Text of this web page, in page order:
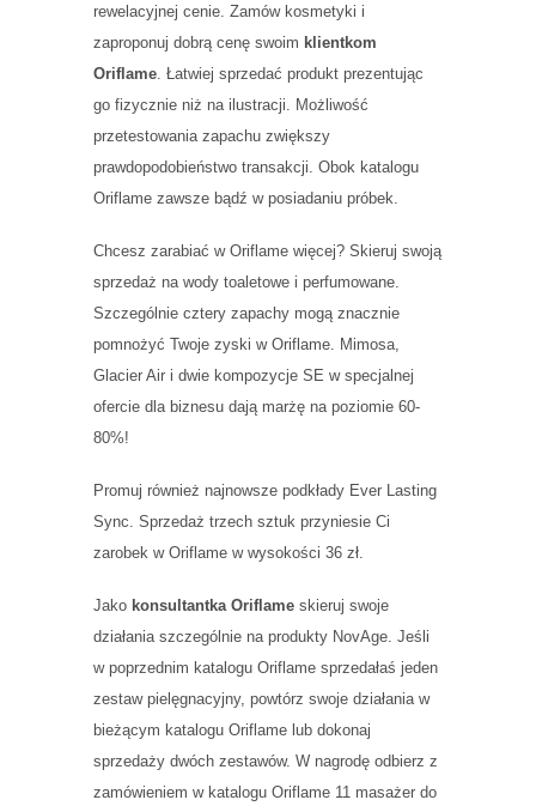
rewelacyjnej cenie. Zamów kosmetyki i
zaproponuj dobrą cenę swoim klientkom
Oriflame . Łatwiej sprzedać produkt prezentując
go fizycznie niż na ilustracji. Możliwość
przetestowania zapachu zwiększy
prawdopodobieństwo transakcji. Obok katalogu
Oriflame zawsze bądź w posiadaniu próbek.
Chcesz zarabiać w Oriflame więcej? Skieruj swoją
sprzedaż na wody toaletowe i perfumowane.
Szczególnie cztery zapachy mogą znacznie
pomnożyć Twoje zyski w Oriflame. Mimosa,
Glacier Air i dwie kompozycje SE w specjalnej
ofercie dla biznesu dają marżę na poziomie 60-
80%!
Promuj również najnowsze podkłady Ever Lasting
Sync. Sprzedaż trzech sztuk przyniesie Ci
zarobek w Oriflame w wysokości 36 zł.
Jako konsultantka Oriflame skieruj swoje
działania szczególnie na produkty NovAge. Jeśli
w poprzednim katalogu Oriflame sprzedałaś jeden
zestaw pielęgnacyjny, powtórz swoje działania w
bieżącym katalogu Oriflame lub dokonaj
sprzedaży dwóch zestawów. W nagrodę odbierz z
zamówieniem w katalogu Oriflame 11 masażer do